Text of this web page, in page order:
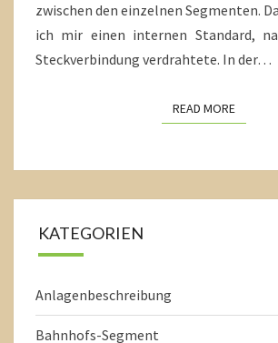
zwischen den einzelnen Segmenten.
ich mir einen internen Standard,
Steckverbindung verdrahtete. In der…
READ MOREREAD
KATEGORIEN
Anlagenbeschreibung
Bahnhofs-Segment